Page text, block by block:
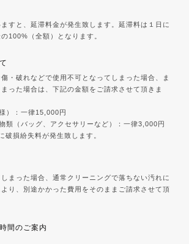
すと、延滞料金が発生致します。延滞料は１日に
100%（全額）となります。
・破れなどで使用不可となってしまった場合、ま
った場合は、下記の金額をご請求させて頂きま
）：一律15,000円
類（バッグ、アクセサリーなど）：一律3,000円
損紛失料が発生致します。
まった場合、通常クリーニングで落ちない汚れに
り、別途かかった費用をそのままご請求させて頂
間のご案内